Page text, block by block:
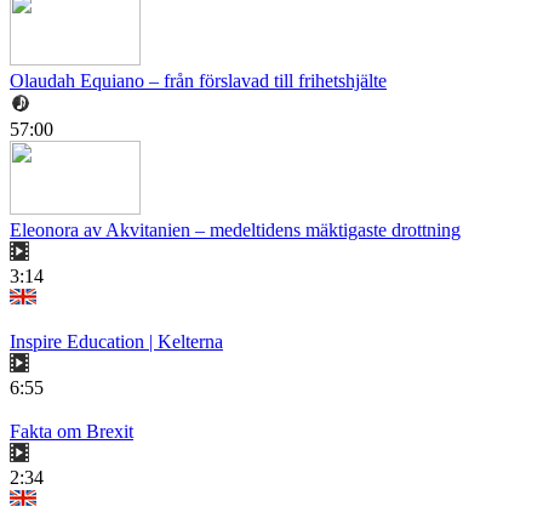
Olaudah Equiano – från förslavad till frihetshjälte
57:00
Eleonora av Akvitanien – medeltidens mäktigaste drottning
3:14
Inspire Education | Kelterna
6:55
Fakta om Brexit
2:34